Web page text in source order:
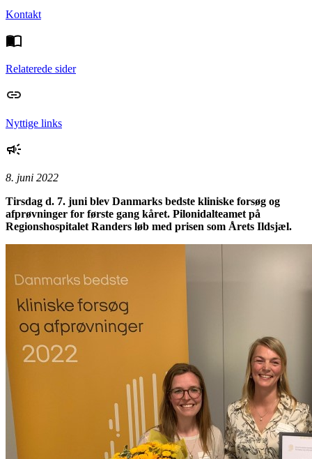
Kontakt
Relaterede sider
Nyttige links
8. juni 2022
Tirsdag d. 7. juni blev Danmarks bedste kliniske forsøg og
afprøvninger for første gang kåret. Pilonidalteamet på
Regionshospitalet Randers løb med prisen som Årets Ildsjæl.